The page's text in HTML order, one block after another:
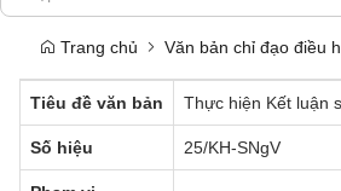
Trang chủ Văn bản chỉ đạo điều
Tiêu đề văn bản Thực hiện Kết luận
Số hiệu 25/KH-SNgV